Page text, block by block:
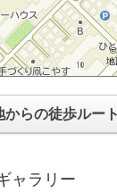
地
からの徒歩ルート
ャラリー